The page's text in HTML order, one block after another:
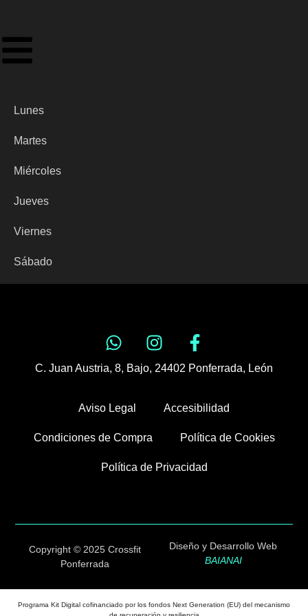
Lunes
Martes
Miércoles
Jueves
Viernes
Sábado
C. Juan Austria, 8, Bajo, 24402 Ponferrada, León
Aviso Legal Accesibilidad
Condiciones de Compra Política de Cookies
Política de Privacidad
Copyright © 2025 Crossfit
Ponferrada
Diseño y Desarrollo Web
BAIANAI
Programa Kit Digital cofinanciado por los fondos Next Generation (EU) del mecanismo